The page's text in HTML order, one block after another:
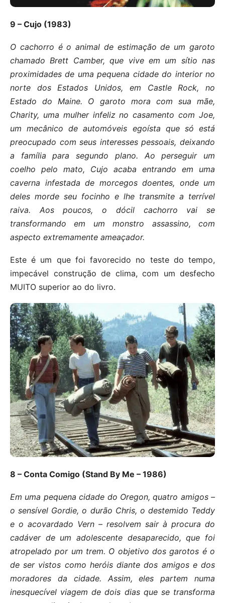
9 – Cujo (1983)
O cachorro é o animal de estimação de um garoto
chamado Brett Camber, que vive em um sítio nas
proximidades de uma pequena cidade do interior no
norte dos Estados Unidos, em Castle Rock, no
Estado do Maine. O garoto mora com sua mãe,
Charity, uma mulher infeliz no casamento com Joe,
um mecânico de automóveis egoísta que só está
preocupado com seus interesses pessoais, deixando
a família para segundo plano. Ao perseguir um
coelho pelo mato, Cujo acaba entrando em uma
caverna infestada de morcegos doentes, onde um
deles morde seu focinho e lhe transmite a terrível
raiva. Aos poucos, o dócil cachorro vai se
transformando em um monstro assassino, com
aspecto extremamente ameaçador.
Este é um que foi favorecido no teste do tempo,
impecável construção de clima, com um desfecho
MUITO superior ao do livro.
8 – Conta Comigo (Stand By Me – 1986)
Em uma pequena cidade do Oregon, quatro amigos –
o sensível Gordie, o durão Chris, o destemido Teddy
e o acovardado Vern – resolvem sair à procura do
cadáver de um adolescente desaparecido, que foi
atropelado por um trem. O objetivo dos garotos é o
de ser vistos como heróis diante dos amigos e dos
moradores da cidade. Assim, eles partem numa
inesquecível viagem de dois dias que se transforma